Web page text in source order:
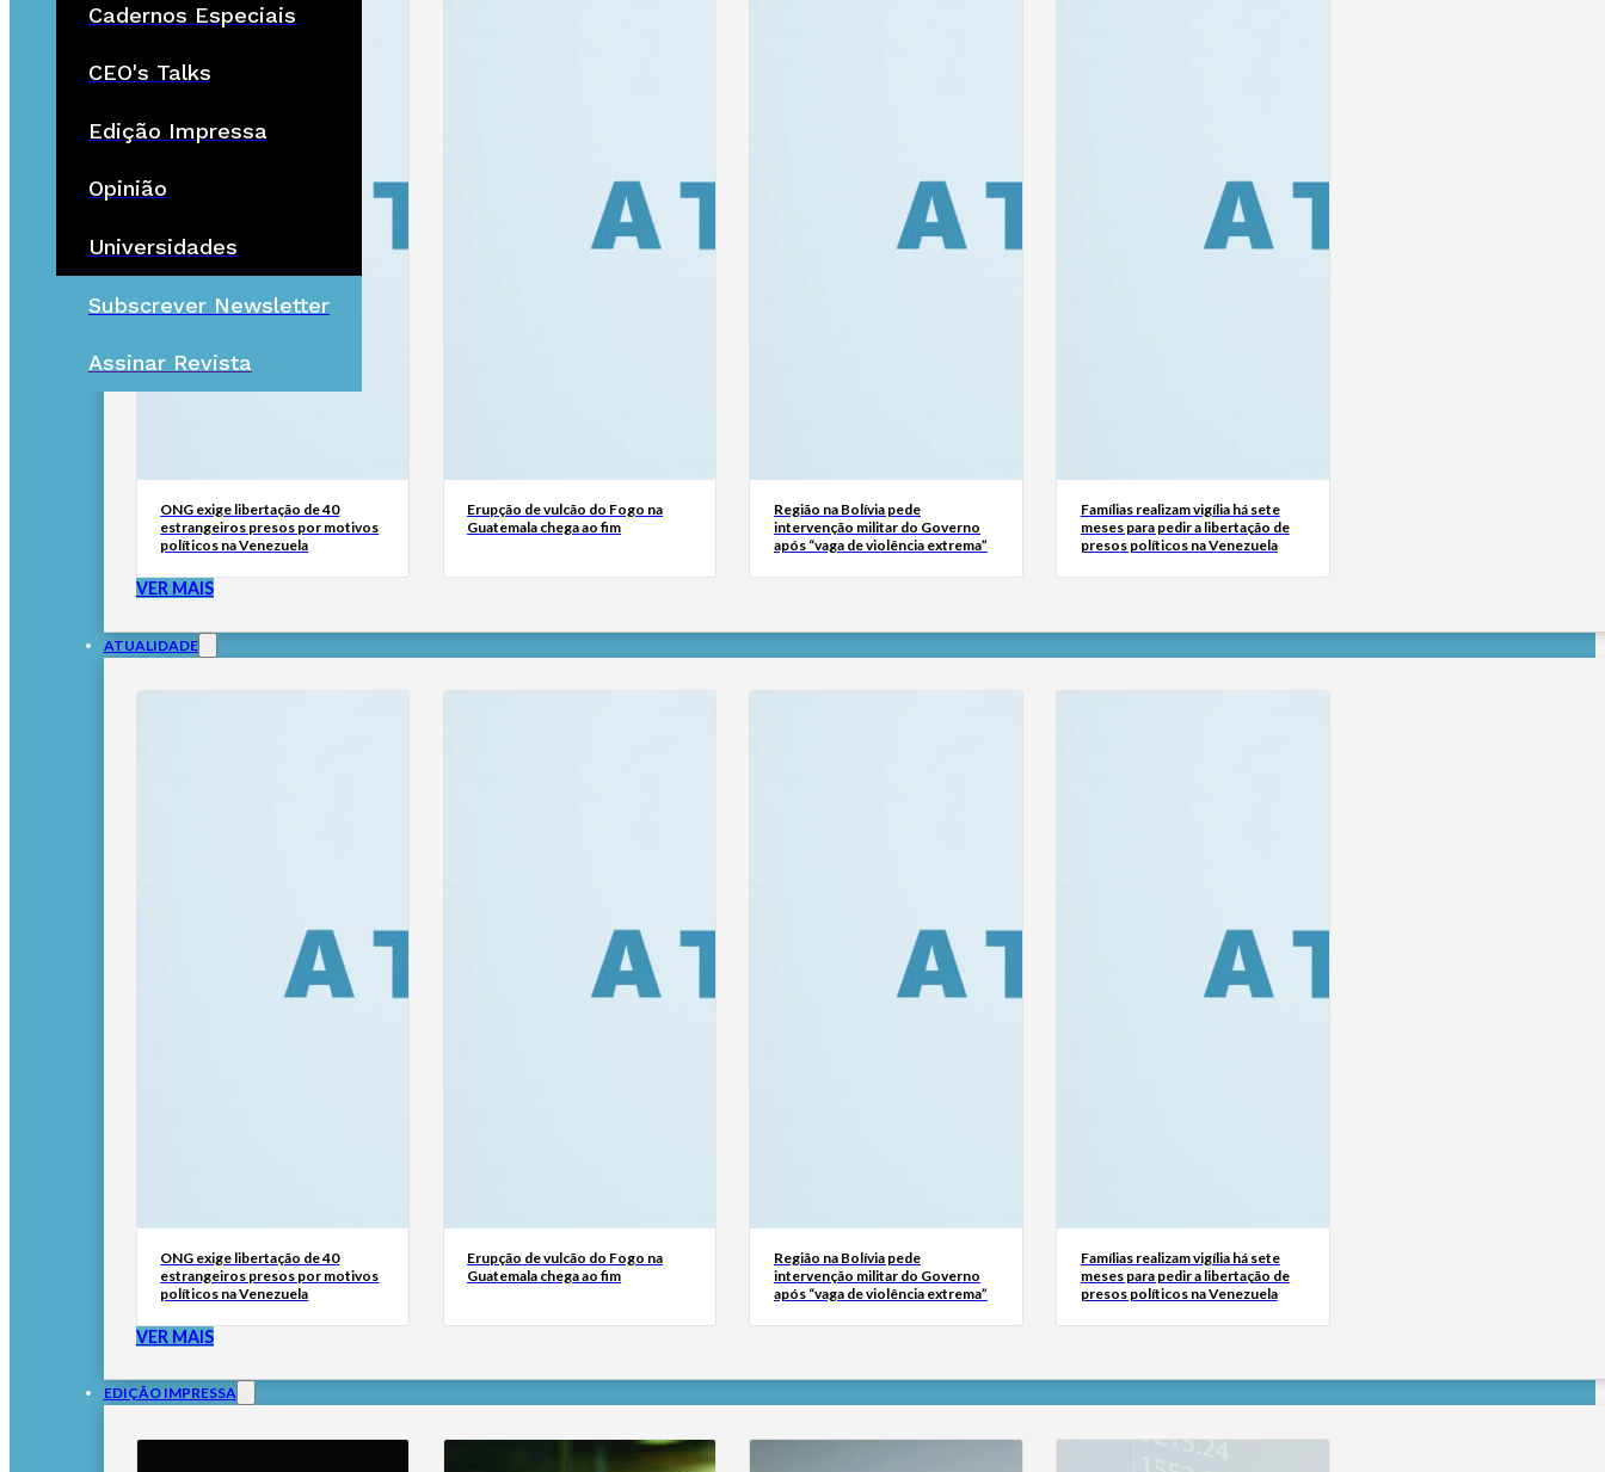
Cadernos Especiais
CEO's Talks
Edição Impressa
Opinião
Universidades
Subscrever Newsletter
Assinar Revista
ONG exige libertação de 40
estrangeiros presos por motivos
políticos na Venezuela
Erupção de vulcão do Fogo na
Guatemala chega ao fim
Região na Bolívia pede
intervenção militar do Governo
após “vaga de violência extrema”
Famílias realizam vigília há sete
meses para pedir a libertação de
presos políticos na Venezuela
VER MAIS
ATUALIDADE
ONG exige libertação de 40
estrangeiros presos por motivos
políticos na Venezuela
Erupção de vulcão do Fogo na
Guatemala chega ao fim
Região na Bolívia pede
intervenção militar do Governo
após “vaga de violência extrema”
Famílias realizam vigília há sete
meses para pedir a libertação de
presos políticos na Venezuela
VER MAIS
EDIÇÃO IMPRESSA